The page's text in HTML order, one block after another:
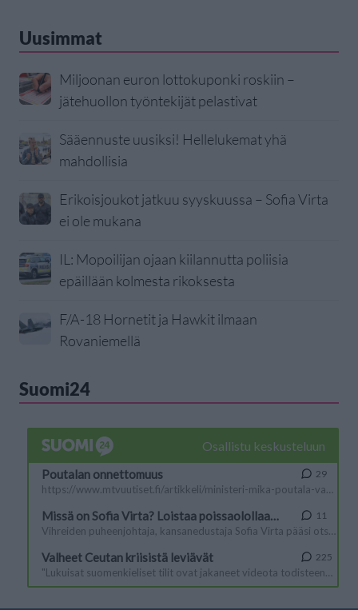
Uusimmat
Miljoonan euron lottokuponki roskiin –
jätehuollon työntekijät pelastivat
Sääennuste uusiksi! Hellelukemat yhä
mahdollisia
Erikoisjoukot jatkuu syyskuussa – Sofia Virta
ei ole mukana
IL: Mopoilijan ojaan kiilannutta poliisia
epäillään kolmesta rikoksesta
F/A-18 Hornetit ja Hawkit ilmaan
Rovaniemellä
Suomi24